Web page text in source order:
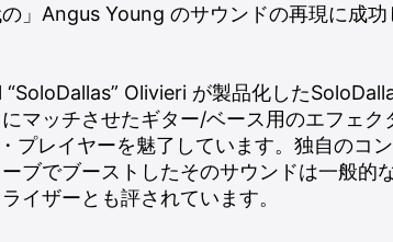
」Angus Young のサウンドの再現に成功
Olivieri が製品化した
マッチさせたギター/ベース用のエフェク
プレイヤーを魅了しています。独自のコ
ブでブーストしたそのサウンドは一般的
イザーとも評されています。